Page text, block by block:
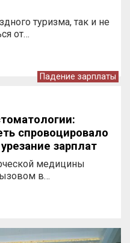
туризма, так и не
от…
Падение зарплаты
спровоцировало
зарплат
медицины
в…